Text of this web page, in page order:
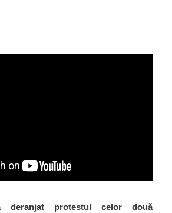
deranjat protestul celor două